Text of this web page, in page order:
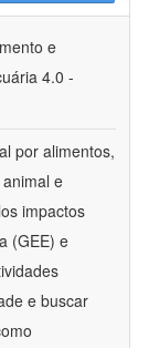
e
4.0 -
por alimentos,
e
impactos
(GEE) e
e buscar